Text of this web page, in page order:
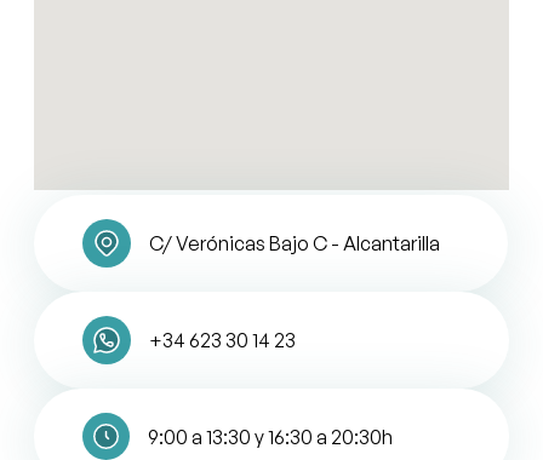
C/ Verónicas Bajo C - Alcantarilla
+34 623 30 14 23
9:00 a 13:30 y 16:30 a 20:30h